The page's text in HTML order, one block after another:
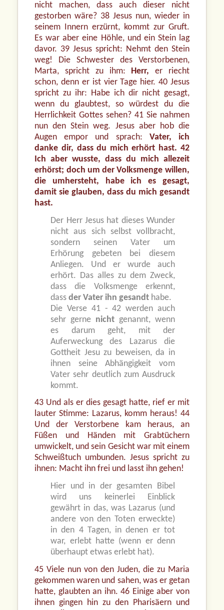
nicht machen, dass auch dieser nicht
gestorben wäre? 38 Jesus nun, wieder in
seinem Innern erzürnt, kommt zur Gruft.
Es war aber eine Höhle, und ein Stein lag
davor. 39 Jesus spricht: Nehmt den Stein
weg! Die Schwester des Verstorbenen,
Marta, spricht zu ihm:
Herr, er riecht
schon, denn er ist vier Tage hier. 40 Jesus
spricht zu ihr: Habe ich dir nicht gesagt,
wenn du glaubtest, so würdest du die
Herrlichkeit Gottes sehen? 41 Sie nahmen
nun den Stein weg. Jesus aber hob die
Augen empor und sprach: Vater, ich
danke dir, dass du mich erhört hast. 42
Ich aber wusste, dass du mich allezeit
erhörst; doch um der Volksmenge willen,
die umhersteht, habe ich es gesagt,
damit sie glauben, dass du mich gesandt
hast.
Der Herr Jesus hat dieses Wunder
nicht aus sich selbst vollbracht,
sondern seinen Vater um
Erhörung gebeten bei diesem
Anliegen. Und er wurde auch
erhört. Das alles zu dem Zweck,
dass die Volksmenge erkennt,
dassder Vater ihn gesandt habe.
Die Verse 41 - 42 werden auch
sehr gerne nicht genannt, wenn
es darum geht, mit der
Auferweckung des Lazarus die
Gottheit Jesu zu beweisen, da in
ihnen seine Abhängigkeit vom
Vater sehr deutlich zum Ausdruck
kommt.
43 Und als er dies gesagt hatte, rief er mit
lauter Stimme: Lazarus, komm heraus! 44
Und der Verstorbene kam heraus, an
Füßen und Händen mit Grabtüchern
umwickelt, und sein Gesicht war mit einem
Schweißtuch umbunden. Jesus spricht zu
ihnen: Macht ihn frei und lasst ihn gehen!
Hier und in der gesamten Bibel
wird uns keinerlei Einblick
gewährt in das, was Lazarus (und
andere von den Toten erweckte)
in den 4 Tagen, in denen er tot
war, erlebt hatte (wenn er denn
überhaupt etwas erlebt hat).
45 Viele nun von den Juden, die zu Maria
gekommen waren und sahen, was er getan
hatte, glaubten an ihn. 46 Einige aber von
ihnen gingen hin zu den Pharisäern und